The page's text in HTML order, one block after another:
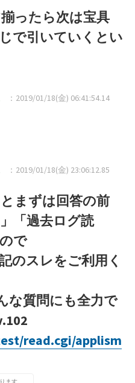
ったら次は宝具
で引いていくとい
：2019/01/18(金) 06:41:54.14
：2019/01/18(金) 23:06:12.85
まずは回答の前
「過去ログ読
で
のスレをご利用く
な質問にも全力で
read.cgi/applism
ます。